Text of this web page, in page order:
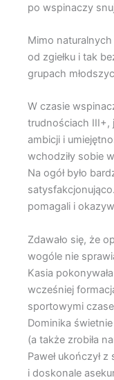
po wspinaczy
Mimo
od zgiełku i tak
grupach
W czasie
trudnościach III+,
ambicji i
wchodziły sobie
Na ogół było
pomagali i
Zdawało się, że
wogóle nie
Kasia
wcześniej
sportowymi
Dominika
(a także zrobiła
Paweł ukończył
i doskonale